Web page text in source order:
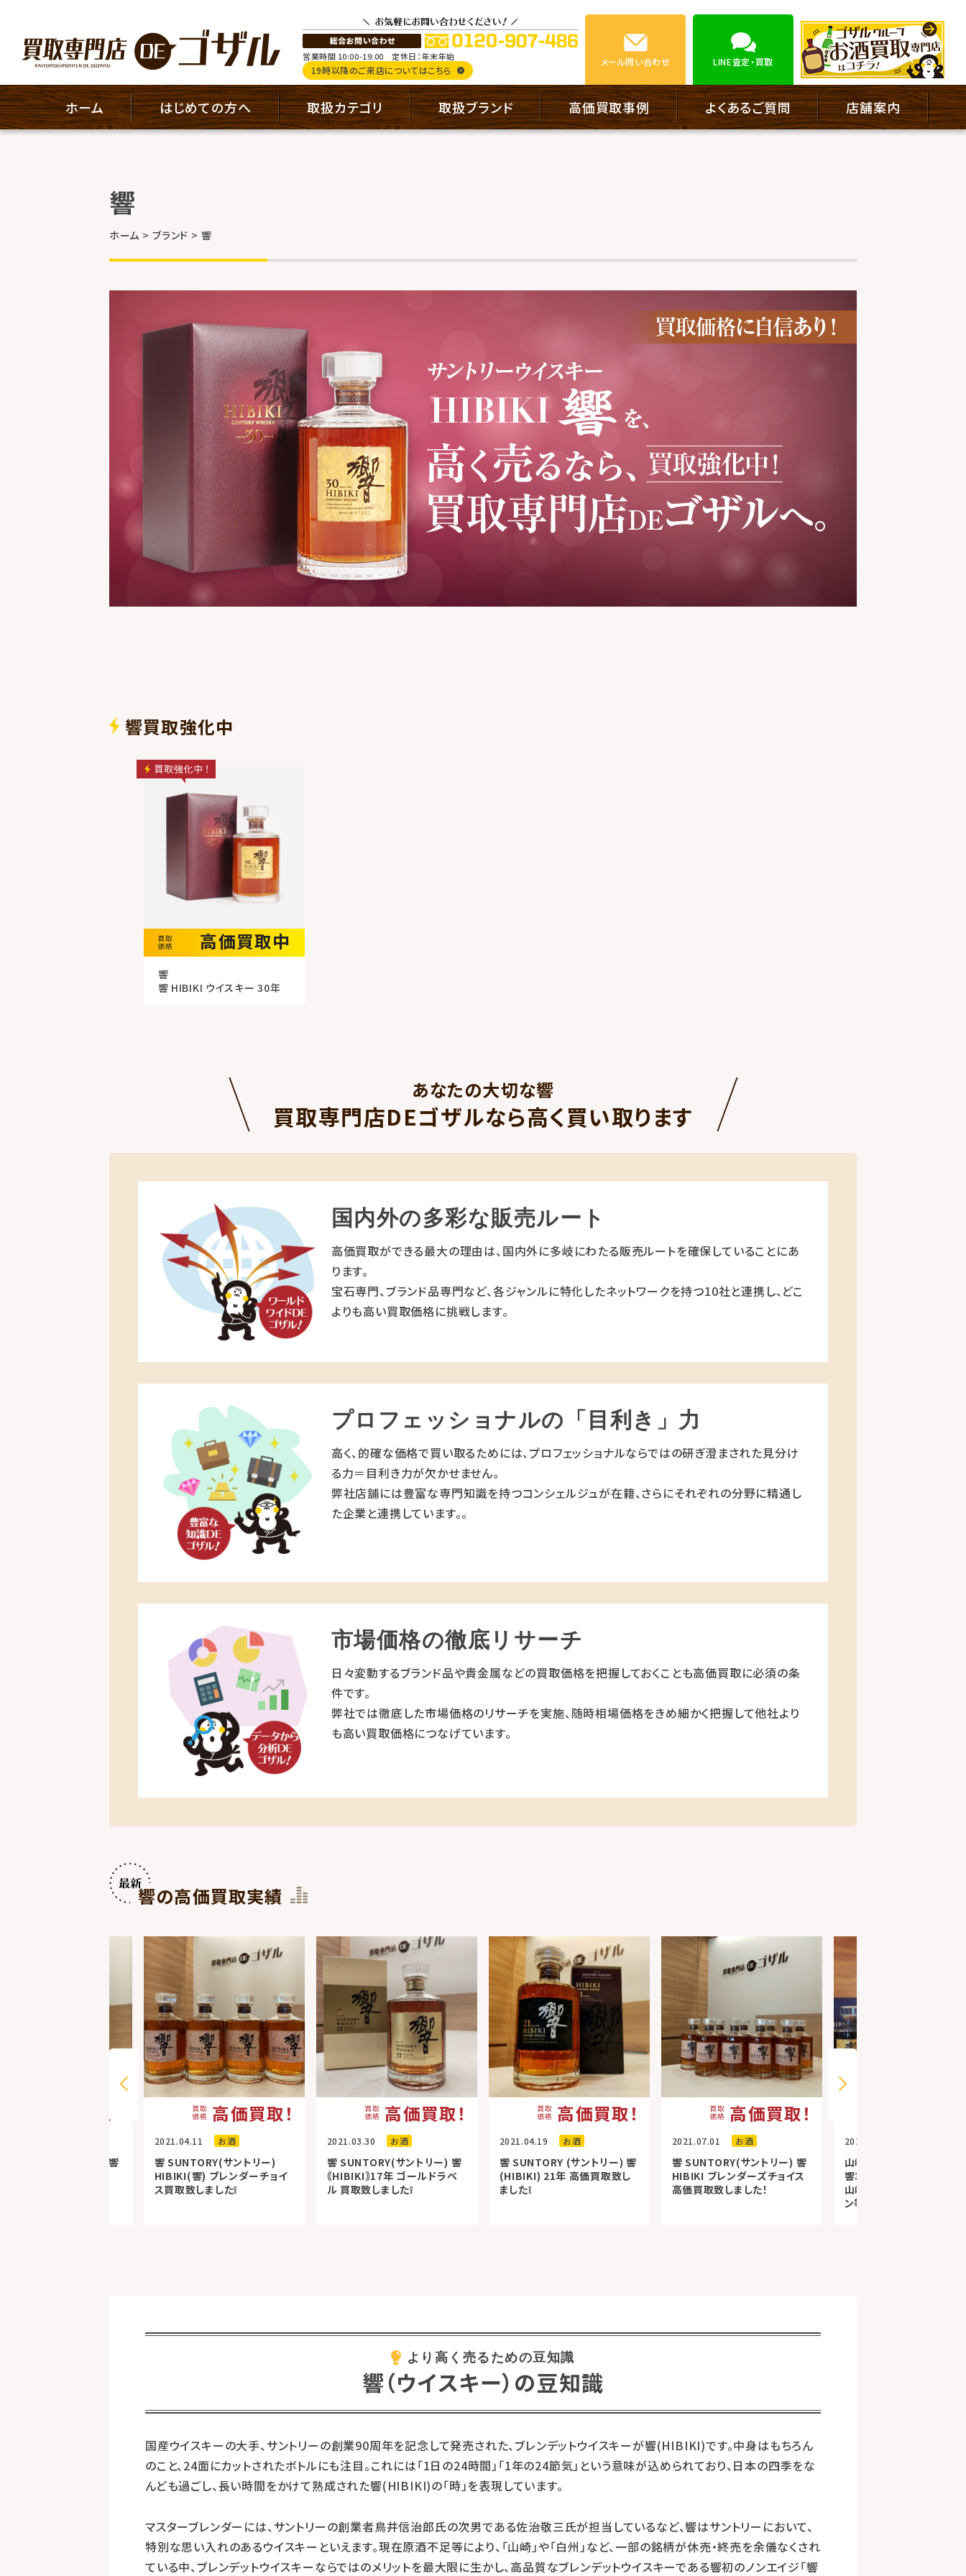
営業時間 10:00-19:00 定休日：年末年始
19時以降のご来店についてはこちら
メール問い合わせ LINE査定・買取
ホーム はじめての方へ 取扱カテゴリ 取扱ブランド 高価買取事例 よくあるご質問 店舗案内
響
ホーム ブランド 響
響買取強化中
高価買取中
響
響 HIBIKI ウイスキー 30年
あなたの大切な響
買取専門店DEゴザルなら高く買い取ります
国内外の多彩な販売ルート
高価買取ができる最大の理由は、国内外に多岐にわたる販売ルートを確保していることにあ
ります。
宝石専門、ブランド品専門など、各ジャンルに特化したネットワークを持つ10社と連携し、どこ
よりも高い買取価格に挑戦します。
プロフェッショナルの「目利き」力
高く、的確な価格で買い取るためには、プロフェッショナルならではの研ぎ澄まされた見分け
る力＝目利き力が欠かせません。
弊社店舗には豊富な専門知識を持つコンシェルジュが在籍、さらにそれぞれの分野に精通し
た企業と連携しています。。
市場価格の徹底リサーチ
日々変動するブランド品や貴金属などの買取価格を把握しておくことも高価買取に必須の条
件です。
弊社では徹底した市場価格のリサーチを実施、随時相場価格をきめ細かく把握して他社より
も高い買取価格につなげています。
響の高価買取実績
高価買取！
(サントリー) 響
高価買取！
2021.04.11 お酒
響 SUNTORY(サントリー)
HIBIKI(響) ブレンダーチョイ
ス買取致しました❕
高価買取！
2021.03.30 お酒
響 SUNTORY(サントリー) 響
｟HIBIKI｠17年 ゴールドラベ
ル 買取致しました❕
高価買取！
2021.04.19 お酒
響 SUNTORY (サントリー) 響
(HIBIKI) 21年 高価買取致し
ました❕
高価買取！
2021.07.01 お酒
響 SUNTORY(サントリー) 響
HIBIKI ブレンダーズチョイス
高価買取致しました！
2021.05.05
山崎 SUNTORY(サントリ
響30年・山崎25年・山崎
山崎18年リミテッドエディ
ン等高価買取致しました❕❕
響（ウイスキー）の豆知識
国産ウイスキーの大手、サントリーの創業90周年を記念して発売された、ブレンデットウイスキーが響(HIBIKI)です。中身はもちろん
のこと、24面にカットされたボトルにも注目。これには「1日の24時間」「1年の24節気」という意味が込められており、日本の四季をな
んども過ごし、長い時間をかけて熟成された響(HIBIKI)の「時」を表現しています。
マスターブレンダーには、サントリーの創業者鳥井信治郎氏の次男である佐治敬三氏が担当しているなど、響はサントリーにおいて、
特別な思い入れのあるウイスキーといえます。現在原酒不足等により、「山崎」や「白州」など、一部の銘柄が休売・終売を余儀なくされ
ている中、ブレンデットウイスキーならではのメリットを最大限に生かし、高品質なブレンデットウイスキーである響初のノンエイジ「響